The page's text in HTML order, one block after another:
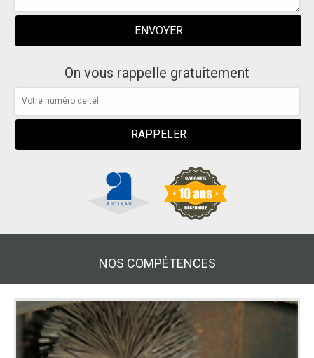
On vous rappelle gratuitement
NOS COMPÉTENCES